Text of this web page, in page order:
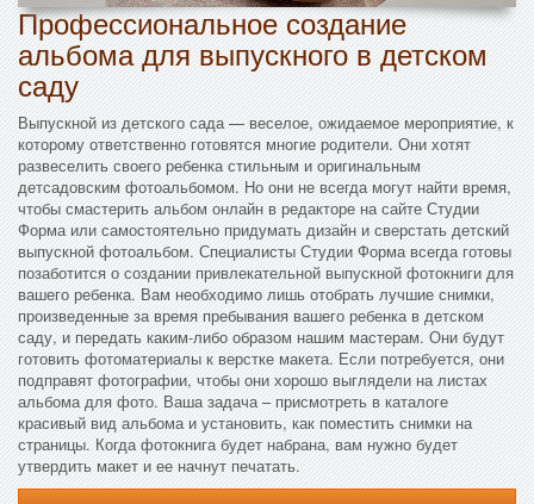
Профессиональное создание
альбома для выпускного в детском
саду
Выпускной из детского сада — веселое, ожидаемое мероприятие, к
которому ответственно готовятся многие родители. Они хотят
развеселить своего ребенка стильным и оригинальным
детсадовским фотоальбомом. Но они не всегда могут найти время,
чтобы смастерить альбом онлайн в редакторе на сайте Студии
Форма или самостоятельно придумать дизайн и сверстать детский
выпускной фотоальбом. Специалисты Студии Форма всегда готовы
позаботится о создании привлекательной выпускной фотокниги для
вашего ребенка. Вам необходимо лишь отобрать лучшие снимки,
произведенные за время пребывания вашего ребенка в детском
саду, и передать каким-либо образом нашим мастерам. Они будут
готовить фотоматериалы к верстке макета. Если потребуется, они
подправят фотографии, чтобы они хорошо выглядели на листах
альбома для фото. Ваша задача – присмотреть в каталоге
красивый вид альбома и установить, как поместить снимки на
страницы. Когда фотокнига будет набрана, вам нужно будет
утвердить макет и ее начнут печатать.